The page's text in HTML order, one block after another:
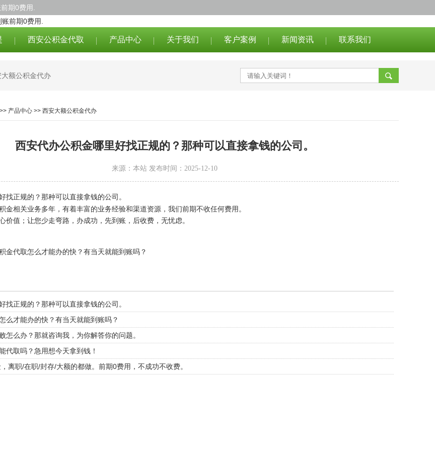
期0费用.
西安公积金代取 产品中心 关于我们 客户案例 新闻资讯 联系我们
大额公积金代办
>> 产品中心 >> 西安大额公积金代办
西安代办公积金哪里好找正规的？那种可以直接拿钱的公司。
来源：本站 发布时间：2025-12-10
找正规的？那种可以直接拿钱的公司。
金相关业务多年，有着丰富的业务经验和渠道资源，我们前期不收任何费用。
价值；让您少走弯路，办成功，先到账，后收费，无忧虑。
金代取怎么才能办的快？有当天就能到账吗？
找正规的？那种可以直接拿钱的公司。
么才能办的快？有当天就能到账吗？
怎么办？那就咨询我，为你解答你的问题。
代取吗？急用想今天拿到钱！
离职/在职/封存/大额的都做。前期0费用，不成功不收费。